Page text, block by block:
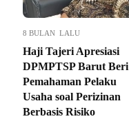
8 BULAN LALU
Haji Tajeri Apresiasi
DPMPTSP Barut Beri
Pemahaman Pelaku
Usaha soal Perizinan
Berbasis Risiko